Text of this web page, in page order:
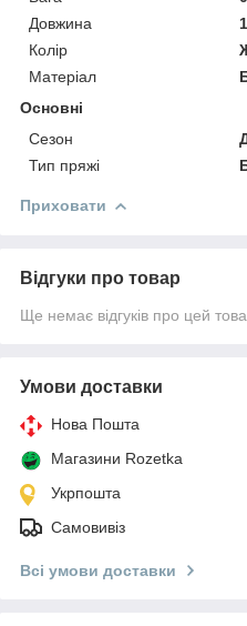
Довжина
Колір
Матеріал
Основні
Сезон
Тип пряжі
Приховати
Відгуки про товар
Ще немає відгуків про цей
Умови доставки
Нова Пошта
Магазини Rozetka
Укрпошта
Самовивіз
Всі умови доставки